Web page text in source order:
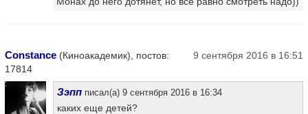
Constance (Киноакадемик), постов:
17814
9 сентября 2016 в 16:51
Зэпп писал(а) 9 сентября 2016 в 16:34
каких еще детей?